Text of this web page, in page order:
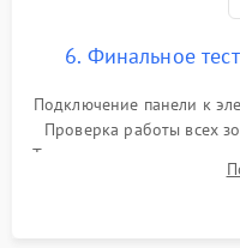
6. Финальное
Подключение панели к
Проверка работы всех
Тестирование сенсорного
остаточного тепла